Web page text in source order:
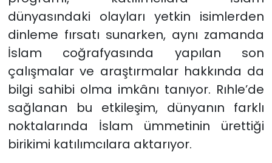
dünyasındaki olayları yetkin isimlerden
dinleme fırsatı sunarken, aynı zamanda
İslam coğrafyasında yapılan son
çalışmalar ve araştırmalar hakkında da
bilgi sahibi olma imkânı tanıyor. Rıhle’de
sağlanan bu etkileşim, dünyanın farklı
noktalarında İslam ümmetinin ürettiği
birikimi katılımcılara aktarıyor.